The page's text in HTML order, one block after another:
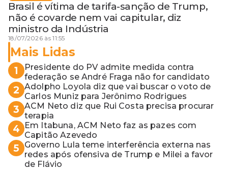
Brasil é vítima de tarifa-sanção de Trump,
não é covarde nem vai capitular, diz
ministro da Indústria
18/07/2026 às 11:55
Mais Lidas
1
Presidente do PV admite medida contra
federação se André Fraga não for candidato
2 Adolpho Loyola diz que vai buscar o voto de
Carlos Muniz para Jerônimo Rodrigues
3 ACM Neto diz que Rui Costa precisa procurar
terapia
4
Em Itabuna, ACM Neto faz as pazes com
Capitão Azevedo
5
Governo Lula teme interferência externa nas
redes após ofensiva de Trump e Milei a favor
de Flávio